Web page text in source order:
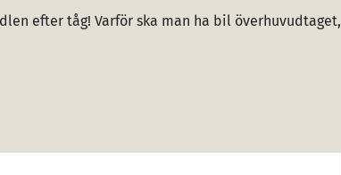
efter tåg! Varför ska man ha bil överhuvudtaget,